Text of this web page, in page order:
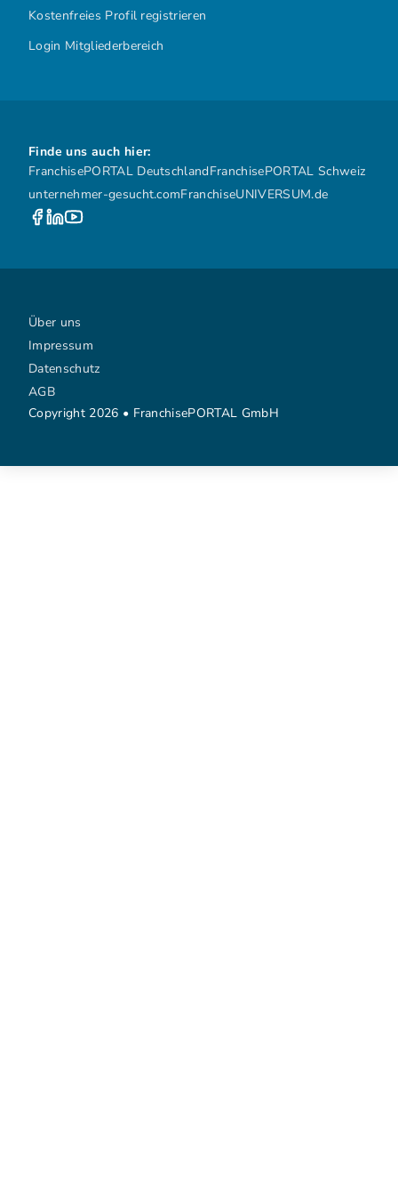
Kostenfreies Profil registrieren
Login Mitgliederbereich
Finde uns auch hier:
FranchisePORTAL DeutschlandFranchisePORTAL Schweiz
unternehmer-gesucht.comFranchiseUNIVERSUM.de
Copyright 2026 • FranchisePORTAL GmbH
Über uns
Impressum
Datenschutz
AGB